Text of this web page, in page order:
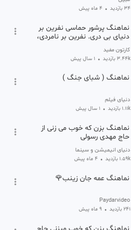
34 بازدید • 4 ماه پیش
نماهنگ پرشور حماسی نفرین بر
دنیای بی دری. نفرین بر نامردی،
کارتون مفید
3.44k بازدید • 1 سال پیش
نماهنگ ( شبای جنگ )
دنیای فیلم
1.11k بازدید • 1 سال پیش
نماهنگ بزن که خوب می زنی از
حاج مهدی رسولی
دنیای انیمیشن و سینما
1.59k بازدید • 4 ماه پیش
نماهنگ عمه جان زینب🌹
Paydarvideo
241 بازدید • 9 ماه پیش